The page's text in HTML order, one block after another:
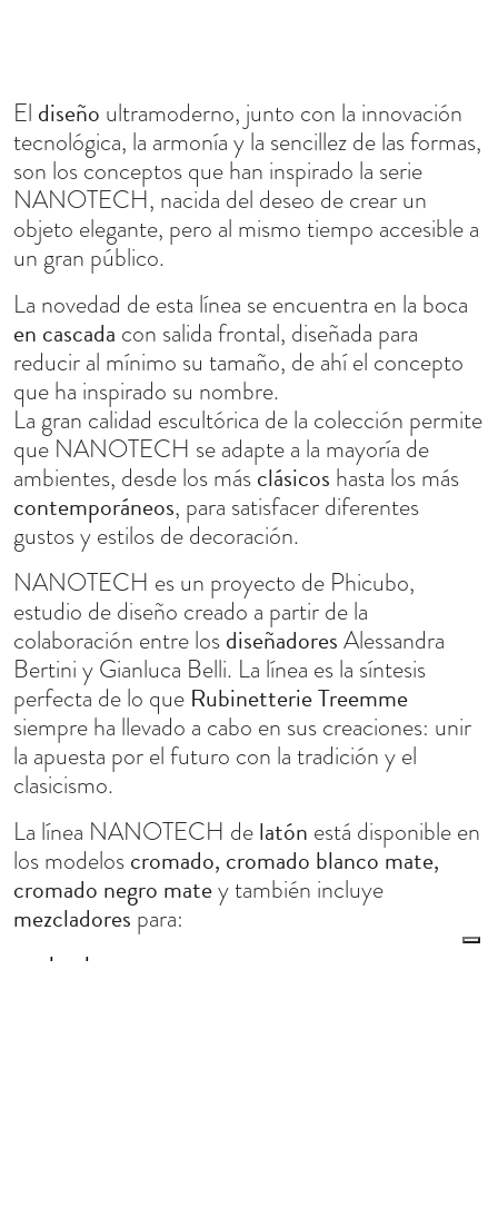
El diseño ultramoderno, junto con la innovación
tecnológica, la armonía y la sencillez de las formas,
son los conceptos que han inspirado la serie
NANOTECH, nacida del deseo de crear un
objeto elegante, pero al mismo tiempo accesible a
un gran público.
La novedad de esta línea se encuentra en la boca
en cascada con salida frontal, diseñada para
reducir al mínimo su tamaño, de ahí el concepto
que ha inspirado su nombre.
La gran calidad escultórica de la colección permite
que NANOTECH se adapte a la mayoría de
ambientes, desde los másclásicos hasta los más
contemporáneos, para satisfacer diferentes
gustos y estilos de decoración.
NANOTECH es un proyecto de Phicubo,
estudio de diseño creado a partir de la
colaboración entre losdiseñadoresAlessandra
Bertini y Gianluca Belli. La línea es la síntesis
perfecta de lo que Rubinetterie Treemme
siempre ha llevado a cabo en sus creaciones: unir
la apuesta por el futuro con la tradición y el
clasicismo.
La línea NANOTECH delatón está disponible en
los modeloscromado, cromado blanco mate,
cromado negro matey también incluye
mezcladorespara:
lavabo,